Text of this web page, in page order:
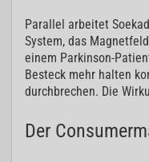
Parallel arbeitet
System, das
einem Parkinson-
Besteck mehr halten
durchbrechen. Die
Der